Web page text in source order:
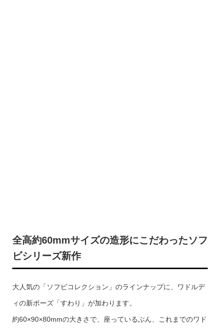
全高約60mmサイズの造形にこだわったソフ
ビシリーズ新作
大人気の「ソフビコレクション」のラインナップに、ワドルデ
ィの新ポーズ「すわり」が加わります。
約60×90×80mmの大きさで、座っているぶん、これまでのワド